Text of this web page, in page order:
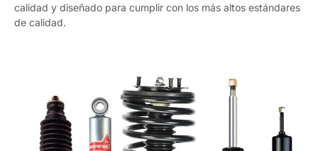
calidad y diseñado para cumplir con los más altos estándares
de calidad.